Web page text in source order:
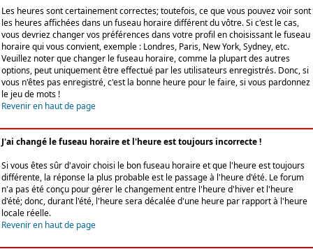
Les heures sont certainement correctes; toutefois, ce que vous pouvez voir sont
les heures affichées dans un fuseau horaire différent du vôtre. Si c'est le cas,
vous devriez changer vos préférences dans votre profil en choisissant le fuseau
horaire qui vous convient, exemple : Londres, Paris, New York, Sydney, etc.
Veuillez noter que changer le fuseau horaire, comme la plupart des autres
options, peut uniquement être effectué par les utilisateurs enregistrés. Donc, si
vous n'êtes pas enregistré, c'est la bonne heure pour le faire, si vous pardonnez
le jeu de mots !
Revenir en haut de page
J'ai changé le fuseau horaire et l'heure est toujours incorrecte !
Si vous êtes sûr d'avoir choisi le bon fuseau horaire et que l'heure est toujours
différente, la réponse la plus probable est le passage à l'heure d'été. Le forum
n'a pas été conçu pour gérer le changement entre l'heure d'hiver et l'heure
d'été; donc, durant l'été, l'heure sera décalée d'une heure par rapport à l'heure
locale réelle.
Revenir en haut de page